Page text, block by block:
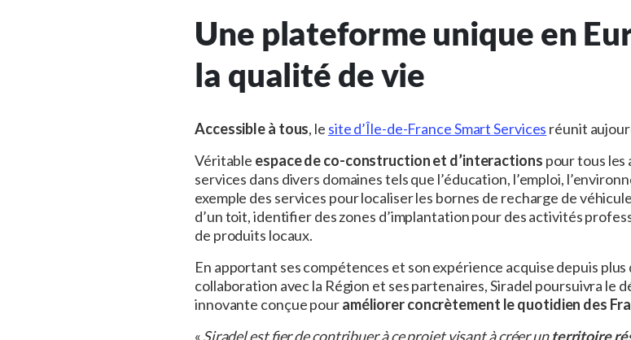
Une plateforme unique en
la qualité de vie
Accessible à tous, le site d’Île-de-France Smart Services réunit
Véritable espace de co-construction et d’interactions pour tous les
services dans divers domaines tels que l’éducation, l’emploi,
exemple des services pour localiser les bornes de recharge de
d’un toit, identifier des zones d’implantation pour des activités
de produits locaux.
En apportant ses compétences et son expérience acquise depuis
collaboration avec la Région et ses partenaires, Siradel poursuivra
innovante conçue pouraméliorer concrètement le quotidien des
«Siradel est fier de contribuer à ce projet visant à créer unterritoire